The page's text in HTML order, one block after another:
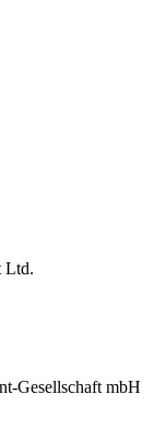
Ltd.
Gesellschaft mbH